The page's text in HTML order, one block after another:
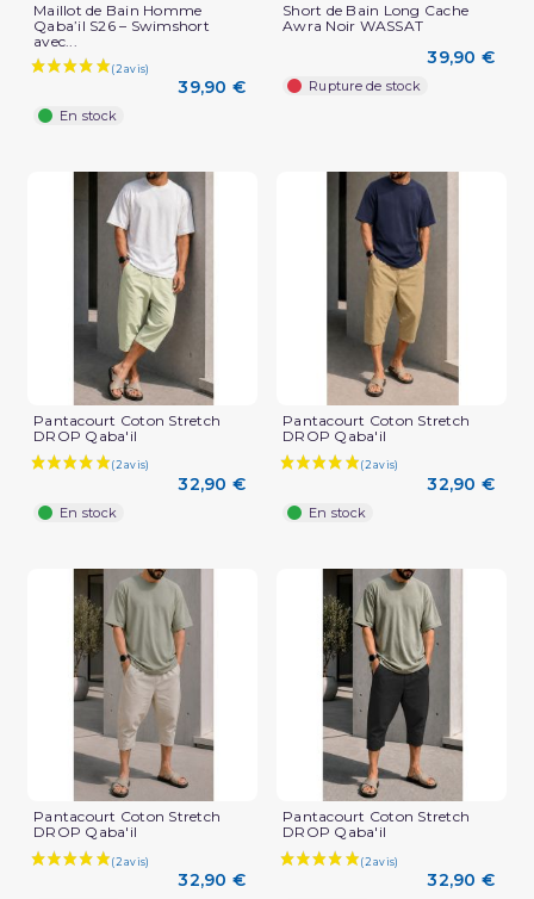
Maillot de Bain Homme
Qaba’il S26 – Swimshort
avec...
39,90 €
En stock
Short de Bain Long Cache
Awra Noir WASSAT
39,90 €
Rupture de stock
Pantacourt Coton Stretch
DROP Qaba'il
32,90 €
En stock
Pantacourt Coton Stretch
DROP Qaba'il
32,90 €
En stock
Pantacourt Coton Stretch
DROP Qaba'il
32,90 €
Pantacourt Coton Stretch
DROP Qaba'il
32,90 €